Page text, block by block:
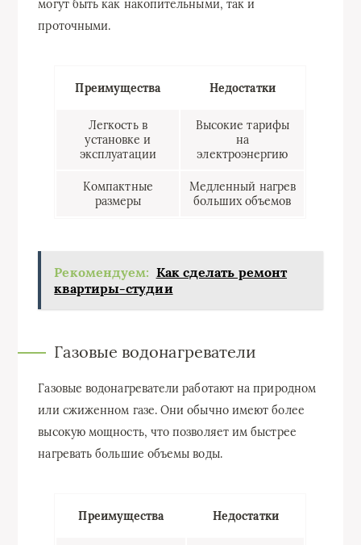
могут быть как накопительными, так и
проточными.
Преимущества Недостатки
Легкость в
установке и
эксплуатации
Высокие тарифы
на
электроэнергию
Компактные
размеры
Медленный нагрев
больших объемов
Рекомендуем: Как сделать ремонт
квартиры-студии
Газовые водонагреватели
Газовые водонагреватели работают на природном
или сжиженном газе. Они обычно имеют более
высокую мощность, что позволяет им быстрее
нагревать большие объемы воды.
Преимущества Недостатки